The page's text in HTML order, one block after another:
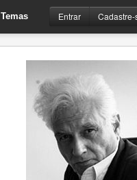
Temas Entrar Cadastre-